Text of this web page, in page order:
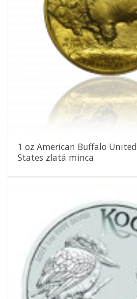
1 oz American Buffalo United
States zlatá minca